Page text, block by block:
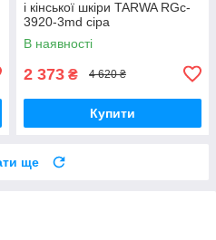
і кінської шкіри TARWA RGc-
3920-3md сіра
В наявності
2 373 ₴ 4 620 ₴
Купити
ще